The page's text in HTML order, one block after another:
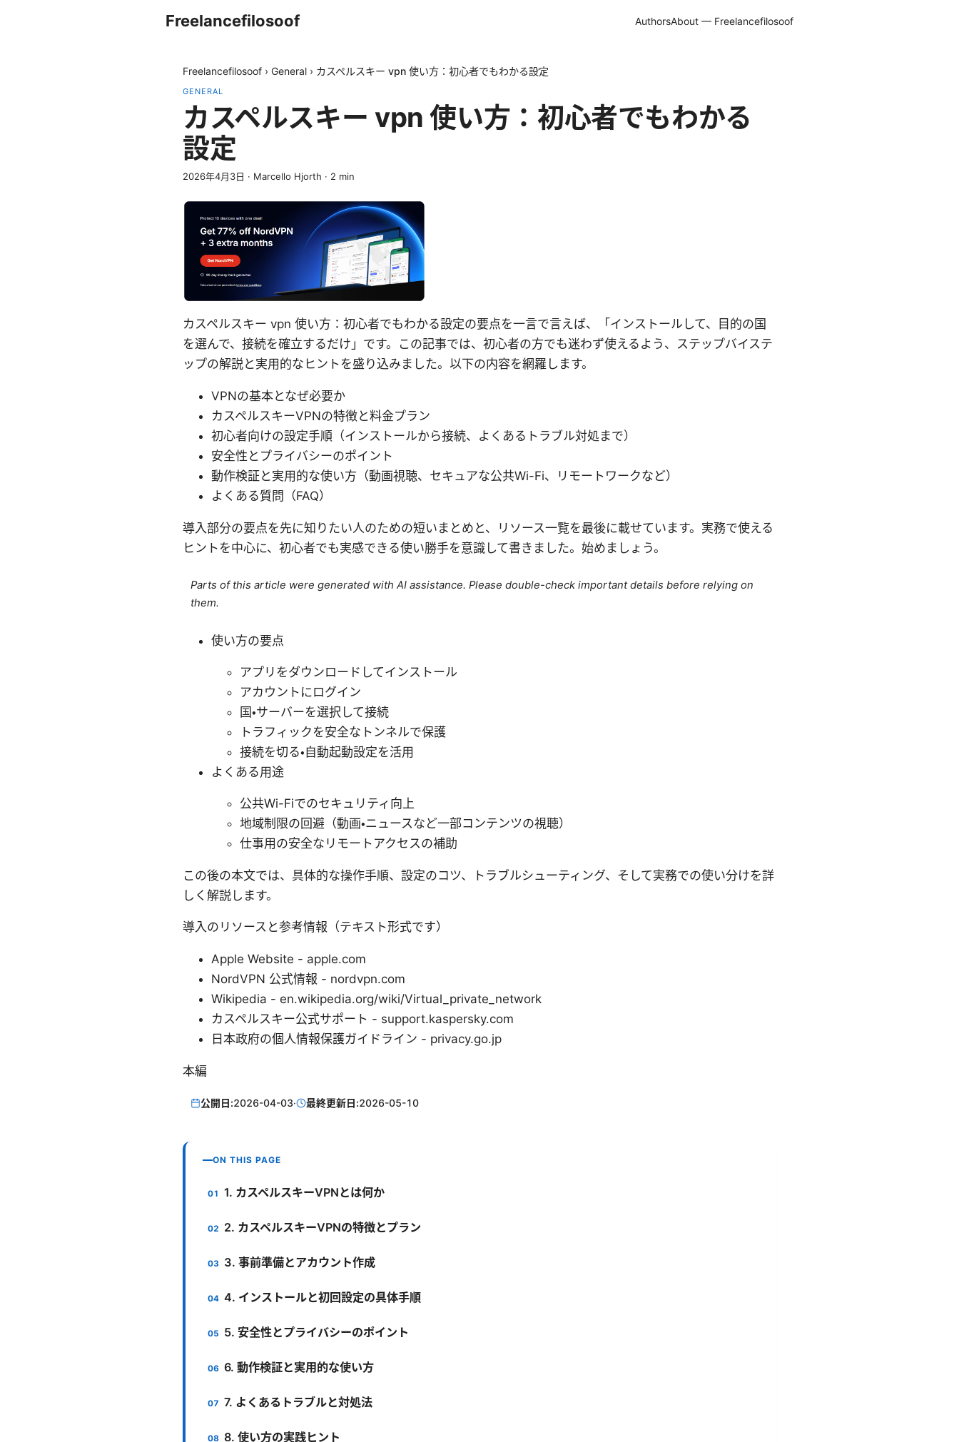
Freelancefilosoof AuthorsAbout — Freelancefilosoof
Freelancefilosoof › General › カスペルスキー vpn 使い方：初心者でもわかる設定
GENERAL
カスペルスキー vpn 使い方：初心者でもわかる
設定
2026年4月3日 · Marcello Hjorth · 2 min
カスペルスキー vpn 使い方：初心者でもわかる設定の要点を一言で言えば、「インストールして、目的の国
を選んで、接続を確立するだけ」です。この記事では、初心者の方でも迷わず使えるよう、ステップバイステ
ップの解説と実用的なヒントを盛り込みました。以下の内容を網羅します。
VPNの基本となぜ必要か
カスペルスキーVPNの特徴と料金プラン
初心者向けの設定手順（インストールから接続、よくあるトラブル対処まで）
安全性とプライバシーのポイント
動作検証と実用的な使い方（動画視聴、セキュアな公共Wi-Fi、リモートワークなど）
よくある質問（FAQ）
導入部分の要点を先に知りたい人のための短いまとめと、リソース一覧を最後に載せています。実務で使える
ヒントを中心に、初心者でも実感できる使い勝手を意識して書きました。始めましょう。
Parts of this article were generated with AI assistance. Please double-check important details before relying on
them.
使い方の要点
アプリをダウンロードしてインストール
アカウントにログイン
国・サーバーを選択して接続
トラフィックを安全なトンネルで保護
接続を切る・自動起動設定を活用
よくある用途
公共Wi-Fiでのセキュリティ向上
地域制限の回避（動画・ニュースなど一部コンテンツの視聴）
仕事用の安全なリモートアクセスの補助
この後の本文では、具体的な操作手順、設定のコツ、トラブルシューティング、そして実務での使い分けを詳
しく解説します。
導入のリソースと参考情報（テキスト形式です）
Apple Website - apple.com
NordVPN 公式情報 - nordvpn.com
Wikipedia - en.wikipedia.org/wiki/Virtual_private_network
カスペルスキー公式サポート - support.kaspersky.com
日本政府の個人情報保護ガイドライン - privacy.go.jp
本編
公開日:2026-04-03· 最終更新日:2026-05-10
ON THIS PAGE
1. カスペルスキーVPNとは何か
2. カスペルスキーVPNの特徴とプラン
3. 事前準備とアカウント作成
4. インストールと初回設定の具体手順
5. 安全性とプライバシーのポイント
6. 動作検証と実用的な使い方
7. よくあるトラブルと対処法
8. 使い方の実践ヒント